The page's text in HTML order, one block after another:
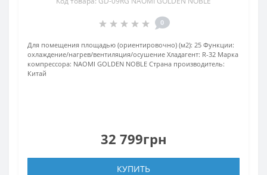
0
Для помещения площадью (ориентировочно) (м2): 25 Функции:
охлаждение/нагрев/вентиляция/осушение Хладагент: R-32 Марка
компрессора: NAOMI GOLDEN NOBLE Страна производитель:
Китай
32 799грн
КУПИТЬ